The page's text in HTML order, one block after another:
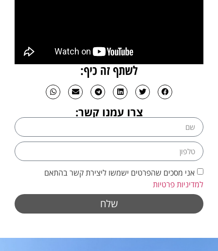
לשתף זה כיף:
צרו עמנו קשר:
אני מסכים שהפרטים ישמשו ליצירת קשר בהתאם
למדיניות פרטיות
שלח